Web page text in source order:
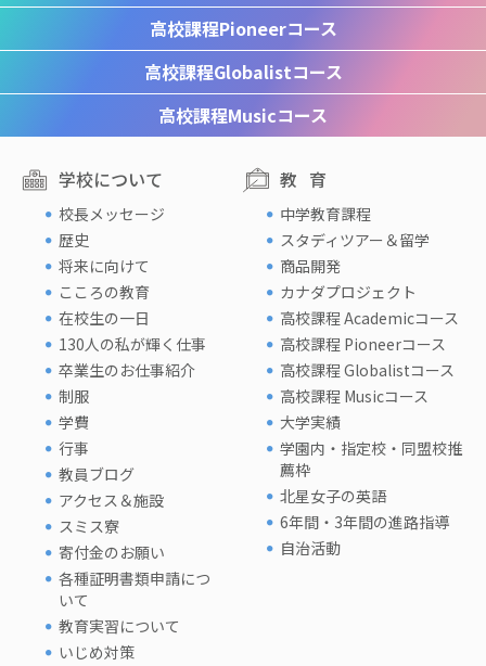
高校課程Pioneerコース
高校課程Globalistコース
高校課程Musicコース
学校について
校長メッセージ
歴史
将来に向けて
こころの教育
在校生の一日
130人の私が輝く仕事
卒業生のお仕事紹介
制服
学費
行事
教員ブログ
アクセス＆施設
スミス寮
寄付金のお願い
各種証明書類申請につ
いて
教育実習について
いじめ対策
教育
中学教育課程
スタディツアー＆留学
商品開発
カナダプロジェクト
高校課程 Academicコース
高校課程 Pioneerコース
高校課程 Globalistコース
高校課程 Musicコース
大学実績
学園内・指定校・同盟校推
薦枠
北星女子の英語
6年間・3年間の進路指導
自治活動